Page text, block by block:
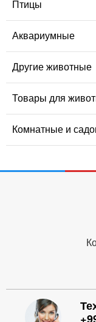
Птицы
Аквариумные
Другие животные
Товары для
Комнатные и